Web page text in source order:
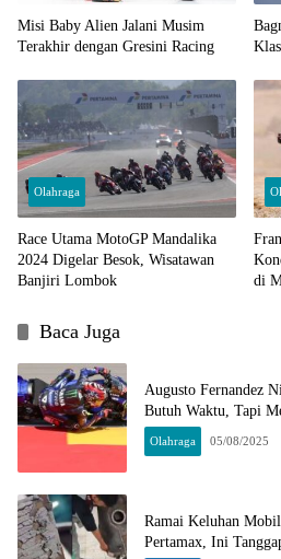
Misi Baby Alien Jalani Musim
Terakhir dengan Gresini Racing
Olahraga
Race Utama MotoGP Mandalika
2024 Digelar Besok, Wisatawan
Banjiri Lombok
di
Baca Juga
Augusto Fernandez
Butuh Waktu, Tapi
Olahraga 05/08/2025
Ramai Keluhan
Pertamax, Ini